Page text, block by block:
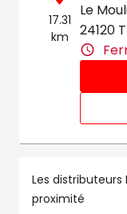
17.31
km
Le
24120
Les distributeurs
proximité